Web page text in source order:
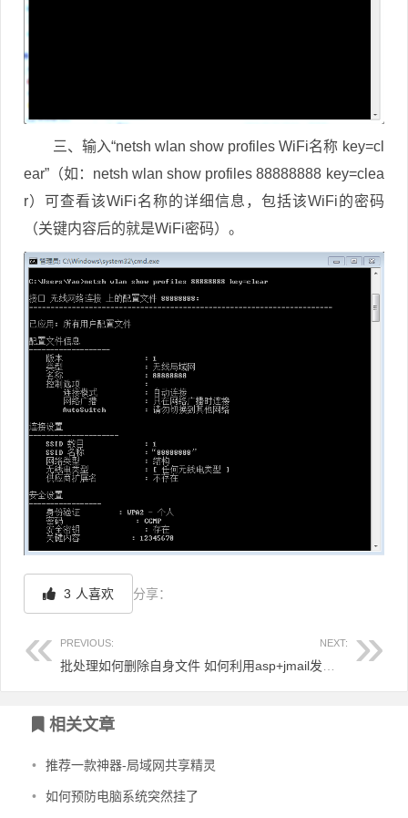
三、输入“netsh wlan show profiles WiFi名称 key=cl
ear”（如：netsh wlan show profiles 88888888 key=clea
r）可查看该WiFi名称的详细信息，包括该WiFi的密码
（关键内容后的就是WiFi密码）。
3 人喜欢 分享：
PREVIOUS:
批处理如何删除自身文件
NEXT:
文章导航
相关文章
• 推荐一款神器-局域网共享精灵
• 如何预防电脑系统突然挂了